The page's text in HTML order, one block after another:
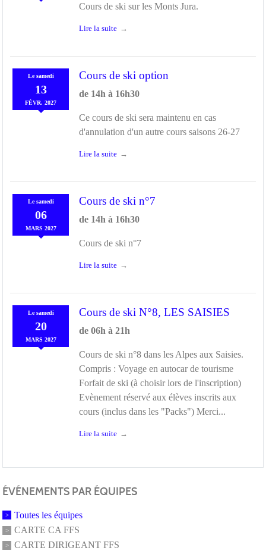
Cours de ski sur les Monts Jura.
Lire la suite
Lesamedi
13
FÉVR. 2027
Cours de ski option
de 14h à 16h30
Ce cours de ski sera maintenu en cas
d'annulation d'un autre cours saisons 26-27
Lire la suite
Lesamedi
06
MARS 2027
Cours de ski n°7
de 14h à 16h30
Cours de ski n°7
Lire la suite
Lesamedi
20
MARS 2027
Cours de ski N°8, LES SAISIES
de 06h à 21h
Cours de ski n°8 dans les Alpes aux Saisies.
Compris : Voyage en autocar de tourisme
Forfait de ski (à choisir lors de l'inscription)
Evènement réservé aux élèves inscrits aux
cours (inclus dans les "Packs") Merci...
Lire la suite
ÉVÉNEMENTS PAR ÉQUIPES
Toutes les équipes
CARTE CA FFS
CARTE DIRIGEANT FFS